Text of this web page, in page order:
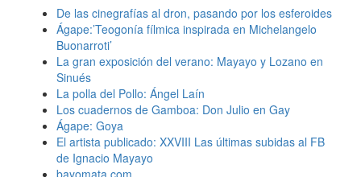
De las cinegrafías al dron, pasando por los esferoides
Ágape:’Teogonía fílmica inspirada en Michelangelo
Buonarroti’
La gran exposición del verano: Mayayo y Lozano en
Sinués
La polla del Pollo: Ángel Laín
Los cuadernos de Gamboa: Don Julio en Gay
Ágape: Goya
El artista publicado: XXVIII Las últimas subidas al FB
de Ignacio Mayayo
bayomata.com